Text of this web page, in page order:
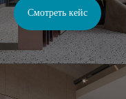
Смотреть кейс